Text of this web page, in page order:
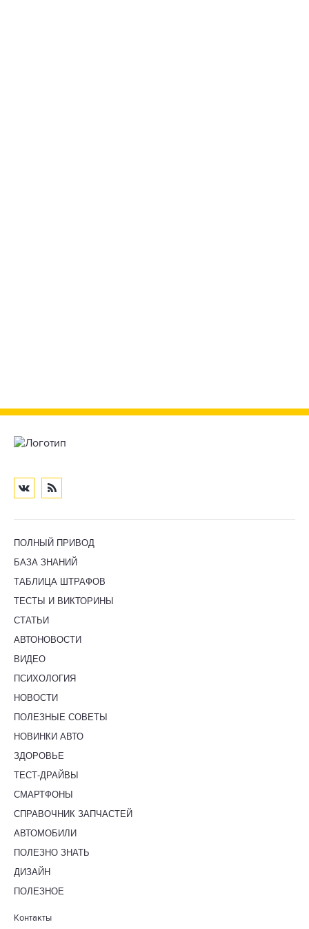
ПОЛНЫЙ ПРИВОД
БАЗА ЗНАНИЙ
ТАБЛИЦА ШТРАФОВ
ТЕСТЫ И ВИКТОРИНЫ
СТАТЬИ
АВТОНОВОСТИ
ВИДЕО
ПСИХОЛОГИЯ
НОВОСТИ
ПОЛЕЗНЫЕ СОВЕТЫ
НОВИНКИ АВТО
ЗДОРОВЬЕ
ТЕСТ-ДРАЙВЫ
СМАРТФОНЫ
СПРАВОЧНИК ЗАПЧАСТЕЙ
АВТОМОБИЛИ
ПОЛЕЗНО ЗНАТЬ
ДИЗАЙН
ПОЛЕЗНОЕ
Контакты